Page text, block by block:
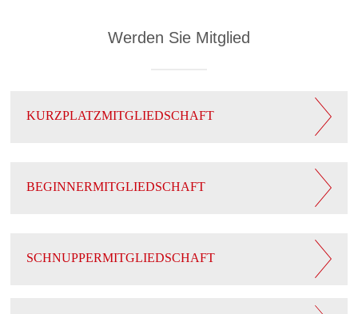
Werden Sie Mitglied
KURZPLATZMITGLIEDSCHAFT
BEGINNERMITGLIEDSCHAFT
SCHNUPPERMITGLIEDSCHAFT